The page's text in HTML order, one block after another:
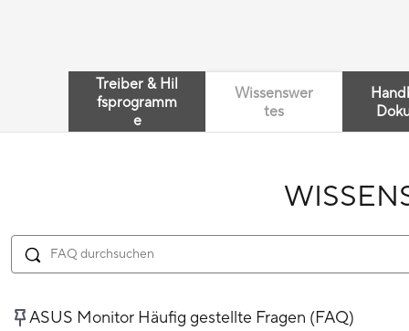
Treiber & Hil
fsprogramm
e
Wissenswer
tes
ASUS Monitor Häufig gestellte Fragen (FAQ)